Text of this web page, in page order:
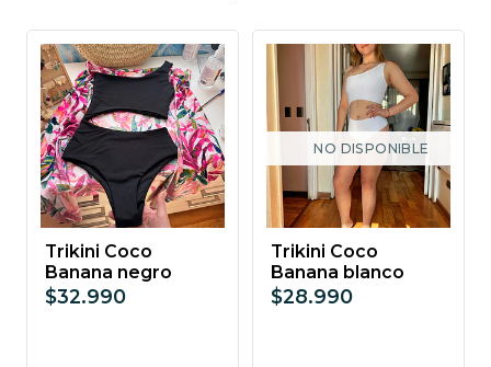
Trikini Coco
Banana negro
$32.990
NO DISPONIBLE
Trikini Coco
Banana blanco
$28.990